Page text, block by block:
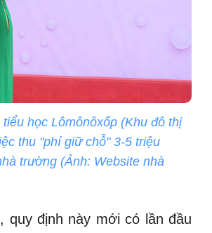
học Lômônôxốp (Khu đô thị
thu "phí giữ chỗ" 3-5 triệu
trường (Ảnh: Website nhà
quy định này mới có lần đầu